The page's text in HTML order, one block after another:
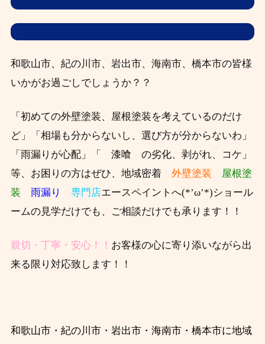
和歌山市、紀の川市、岩出市、海南市、橋本市の皆様
いかがお過ごしでしょうか？？
「初めての外壁塗装、屋根塗装を考えているのだけ
ど」「相場も分からないし、選び方が分からないわ」
「雨漏りが心配」「 漆喰 の劣化、剥がれ、コケ」
等、お困りの方はぜひ、 地域密着 外壁塗装
屋根塗
装 雨漏り 専門店エースペイントへ(*’ω’*)ショール
ームの見学だけでも、ご相談だけでも承ります！！
親切・丁寧・安心！！ お客様の心に寄り添いながら出
来る限り対応致します！！
和歌山市・紀の川市・岩出市・海南市・橋本市に地域